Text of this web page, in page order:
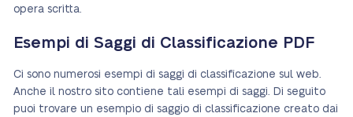
opera scritta.
Esempi di Saggi di Classificazione PDF
Ci sono numerosi esempi di saggi di classificazione sul web.
Anche il nostro sito contiene tali esempi di saggi. Di seguito
puoi trovare un esempio di saggio di classificazione creato dai